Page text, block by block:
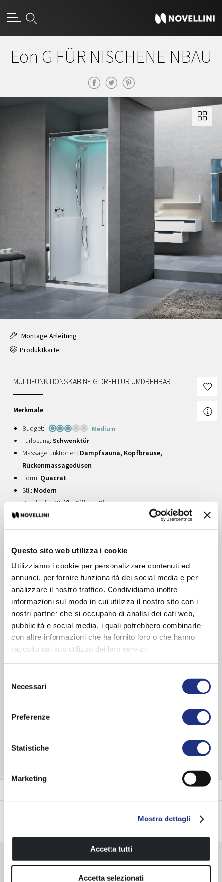
Questo sito web utilizza i cookie
Utilizziamo i cookie per personalizzare contenuti ed
annunci, per fornire funzionalità dei social media e per
analizzare il nostro traffico. Condividiamo inoltre
informazioni sul modo in cui utilizza il nostro sito con i
nostri partner che si occupano di analisi dei dati web,
pubblicità e social media, i quali potrebbero combinarle
con altre informazioni che ha fornito loro o che hanno
raccolto dal suo utilizzo dei loro servizi.
delNecessari
Preferenze
Statistiche
Marketing
Mostra dettagli
Accetta tutti
Accetta selezionati
Eon G FÜR NISCHENEINBAU
Montage Anleitung
Produktkarte
MULTIFUNKTIONSKABINE G DREHTUR UMDREHBAR
Merkmale
Budget:
Medium
Türlösung: Schwenktür
Massagefunktionen: Dampfsauna, Kopfbrause,
Rückenmassagedüsen
Form: Quadrat
Stil: Modern
Profilfarbe:Weiß , Silber , Chrom
Glas:Transparent
90x90 cm
Einstiegsbreite:74 cm
Höhe :209,5 - 236,5 cm
Glasdicke:6 mm
Diese komfortablen, funktionalen und individuell anpassbaren
Designlösungen vereinen höchste ästhetische Ansprüche mit dem
multifunktionalen und multisensorischen Aspekt, um Ihrem Wunsch
Nutzer einzigartig und ermöglichen eine optimale
Zubehör